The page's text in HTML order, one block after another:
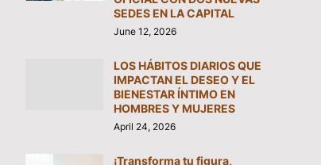
SEDES EN LA CAPITAL
June 12, 2026
LOS HÁBITOS DIARIOS QUE
IMPACTAN EL DESEO Y EL
BIENESTAR ÍNTIMO EN
HOMBRES Y MUJERES
April 24, 2026
¡Transforma tu figura,